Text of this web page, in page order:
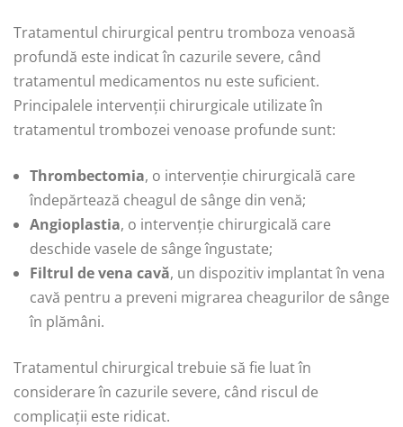
Tratamentul chirurgical pentru tromboza venoasă
profundă este indicat în cazurile severe, când
tratamentul medicamentos nu este suficient.
Principalele intervenții chirurgicale utilizate în
tratamentul trombozei venoase profunde sunt:
Thrombectomia, o intervenție chirurgicală care
îndepărtează cheagul de sânge din venă;
Angioplastia, o intervenție chirurgicală care
deschide vasele de sânge îngustate;
Filtrul de vena cavă, un dispozitiv implantat în vena
cavă pentru a preveni migrarea cheagurilor de sânge
în plămâni.
Tratamentul chirurgical trebuie să fie luat în
considerare în cazurile severe, când riscul de
complicații este ridicat.